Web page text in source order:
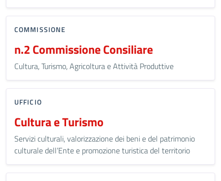
COMMISSIONE
n.2 Commissione Consiliare
Cultura, Turismo, Agricoltura e Attività Produttive
UFFICIO
Cultura e Turismo
Servizi culturali, valorizzazione dei beni e del patrimonio
culturale dell’Ente e promozione turistica del territorio